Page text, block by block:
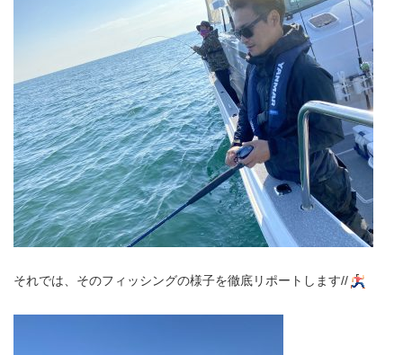
それでは、そのフィッシングの様子を徹底リポートします//